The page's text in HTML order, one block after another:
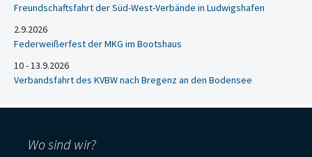
Freundschaftsfahrt der Süd-West-Verbände in Ludwigshafen
2.9.2026
Federweißerfest der MKG im Bootshaus
10 - 13.9.2026
Verbandsfahrt des KVBW nach Bregenz an den Bodensee
Wo sind wir?